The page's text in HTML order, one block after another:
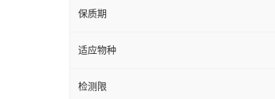
保质期
适应物种
检测限